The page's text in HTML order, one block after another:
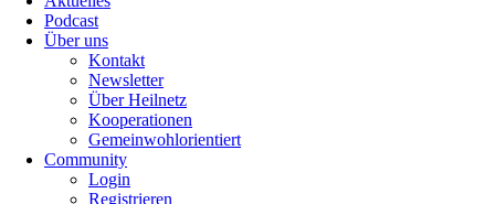
Podcast
Über uns
Kontakt
Newsletter
Über Heilnetz
Kooperationen
Gemeinwohlorientiert
Community
Login
Registrieren